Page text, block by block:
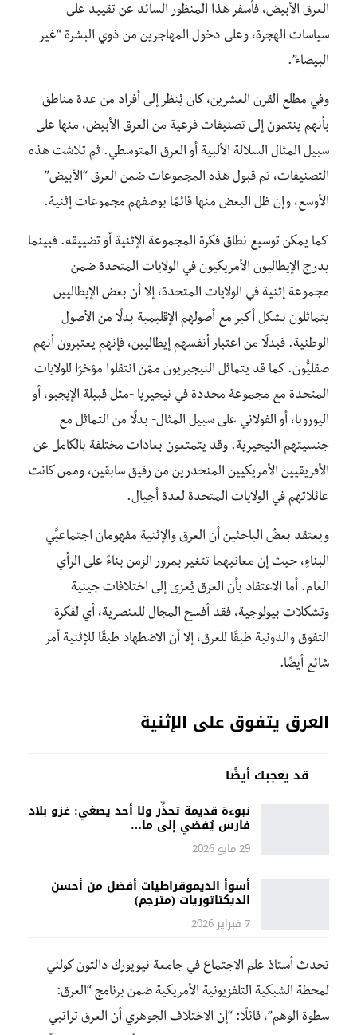
العرق الأبيض، فأسفر هذا المنظور السائد عن تقييد على
سياسات الهجرة، وعلى دخول المهاجرين من ذوي البشرة “غير
البيضاء”.
وفي مطلع القرن العشرين، كان يُنظر إلى أفراد من عدة مناطق
بأنهم ينتمون إلى تصنيفات فرعية من العرق الأبيض، منها على
سبيل المثال السلالة الألبية أو العرق المتوسطي. ثم تلاشت هذه
التصنيفات، تم قبول هذه المجموعات ضمن العرق “الأبيض”
الأوسع، وإن ظل البعض منها قائمًا بوصفهم مجموعات إثنية.
كما يمكن توسيع نطاق فكرة المجموعة الإثنية أو تضييقه. فبينما
يدرج الإيطاليون الأمريكيون في الولايات المتحدة ضمن
مجموعة إثنية في الولايات المتحدة، إلا أن بعض الإيطاليين
يتماثلون بشكل أكبر مع أصولهم الإقليمية بدلًا من الأصول
الوطنية. فبدلًا من اعتبار أنفسهم إيطاليين، فإنهم يعتبرون أنهم
صقليُّون. كما قد يتماثل النيجيريون ممّن انتقلوا مؤخرًا للولايات
المتحدة مع مجموعة محددة في نيجيريا -مثل قبيلة الإيجبو، أو
اليوروبا، أو الفولاني على سبيل المثال- بدلًا من التماثل مع
جنسيتهم النيجيرية. وقد يتمتعون بعادات مختلفة بالكامل عن
الأفريقيين الأمريكيين المنحدرين من رقيق سابقين، وممن كانت
عائلاتهم في الولايات المتحدة لعدة أجيال.
ويعتقد بعضُ الباحثين أن العرق والإثنية مفهومان اجتماعيَّي
البناءِ، حيث إن معانيهما تتغير بمرور الزمن بناءً على الرأي
العام. أما الاعتقاد بأن العرق يُعزى إلى اختلافات جينية
وتشكلات بيولوجية، فقد أفسح المجال للعنصرية، أي لفكرة
التفوق والدونية طبقًا للعرق، إلا أن الاضطهاد طبقًا للإثنية أمر
شائع أيضًا.
العرق يتفوق على الإثنية
قد يعجبك أيضًا
نبوءة قديمة تحذِّر ولا أحد يصغي: غزو بلاد
فارس يُفضي إلى ما…
29 مايو 2026
أسوأ الديموقراطيات أفضل من أحسن
الديكتاتوريات (مترجم)
7 فبراير 2026
تحدث أستاذ علم الاجتماع في جامعة نيويورك دالتون كولني
لمحطة الشبكية التلفزيونية الأمريكية ضمن برنامج “العرق:
سطوة الوهم”، قائلًا: “إن الاختلاف الجوهري أن العرق تراتبي